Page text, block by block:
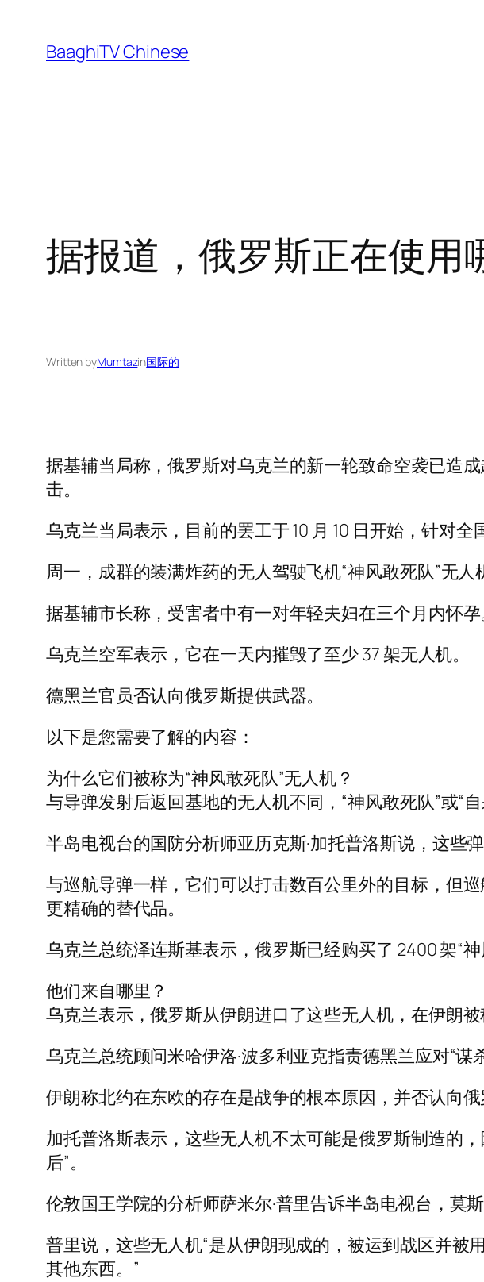
content
BaaghiTV Chinese
据报道，俄罗斯正在使用
Written byMumtazin国际的
据基辅当局称，俄罗斯对乌克兰的新一轮致命空袭已造
击。
乌克兰当局表示，目前的罢工于 10 月 10 日开始，针对
周一，成群的装满炸药的无人驾驶飞机“神风敢死队”无
据基辅市长称，受害者中有一对年轻夫妇在三个月内怀孕
乌克兰空军表示，它在一天内摧毁了至少 37 架无人机。
德黑兰官员否认向俄罗斯提供武器。
以下是您需要了解的内容：
为什么它们被称为“神风敢死队”无人机？
与导弹发射后返回基地的无人机不同，“神风敢死队”或“
半岛电视台的国防分析师亚历克斯·加托普洛斯说，这些
与巡航导弹一样，它们可以打击数百公里外的目标，但
更精确的替代品。
乌克兰总统泽连斯基表示，俄罗斯已经购买了 2400 架“
他们来自哪里？
乌克兰表示，俄罗斯从伊朗进口了这些无人机，在伊朗被
乌克兰总统顾问米哈伊洛·波多利亚克指责德黑兰应对“谋
伊朗称北约在东欧的存在是战争的根本原因，并否认向俄
加托普洛斯表示，这些无人机不太可能是俄罗斯制造的
后”。
伦敦国王学院的分析师萨米尔·普里告诉半岛电视台，莫
普里说，这些无人机“是从伊朗现成的，被运到战区并
其他东西。”